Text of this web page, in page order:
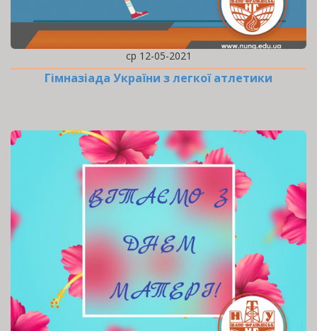
ср 12-05-2021
Гімназіада України з легкої атлетики